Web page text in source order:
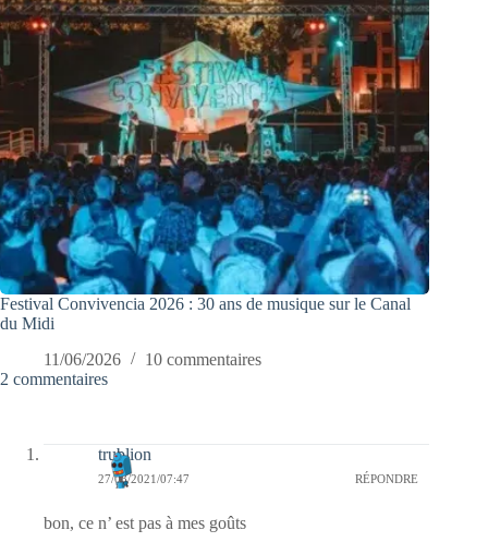
Festival Convivencia 2026 : 30 ans de musique sur le Canal
du Midi
11/06/2026
10 commentaires
2 commentaires
trublion
27/08/2021/07:47 RÉPONDRE
bon, ce n’ est pas à mes goûts